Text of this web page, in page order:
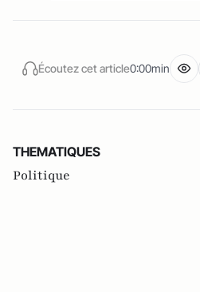
Écoutez cet article0:00min
THEMATIQUES
Politique